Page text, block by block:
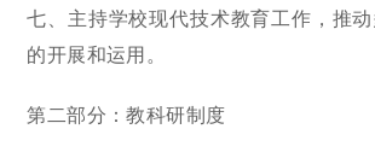
七、主持学校现代技术教育工作，推
的开展和运用。
第二部分：教科研制度